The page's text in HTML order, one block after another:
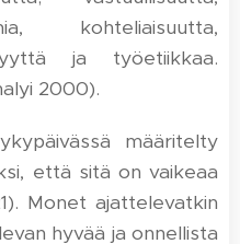
kohteliaisuutta,
ja työetiikkaa.
2000).
määritelty
että sitä on vaikeaa
Monet ajattelevatkin
hyvää ja onnellista